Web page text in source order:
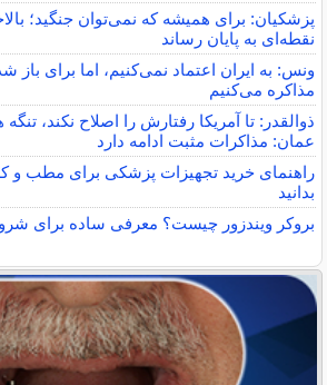
پزشکیان: برای همیشه که نمی‌توان جنگید؛
نقطه‌ای به پایان رساند
ونس: به ایران اعتماد نمی‌کنیم، اما برای باز
مذاکره می‌کنیم
ذوالقدر: تا آمریکا رفتارش را اصلاح نکند،
عمان: مذاکرات مثبت ادامه دارد
راهنمای خرید تجهیزات پزشکی برای مطب و
بدانید
بروکر ویندزور چیست؟ معرفی ساده برای